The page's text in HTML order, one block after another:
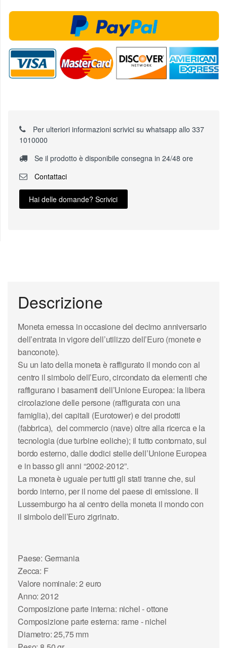
Per ulteriori informazioni scrivici su whatsapp allo 337
1010000
Se il prodotto è disponibile consegna in 24/48 ore
Contattaci
Hai delle domande? Scrivici
Descrizione
Moneta emessa in occasione del decimo anniversario
dell’entrata in vigore dell’utilizzo dell’Euro (monete e
banconote).
Su un lato della moneta è raffigurato il mondo con al
centro il simbolo dell’Euro, circondato da elementi che
raffigurano i basamenti dell’Unione Europea: la libera
circolazione delle persone (raffigurata con una
famiglia), dei capitali (Eurotower) e dei prodotti
(fabbrica), del commercio (nave) oltre alla ricerca e la
tecnologia (due turbine eoliche); il tutto contornato, sul
bordo esterno, dalle dodici stelle dell’Unione Europea
e in basso gli anni “2002-2012”.
La moneta è uguale per tutti gli stati tranne che, sul
bordo interno, per il nome del paese di emissione. Il
Lussemburgo ha al centro della moneta il mondo con
il simbolo dell’Euro zigrinato.
Paese: Germania
Zecca: F
Valore nominale: 2 euro
Anno: 2012
Composizione parte interna: nichel - ottone
Composizione parte esterna: rame - nichel
Diametro: 25,75 mm